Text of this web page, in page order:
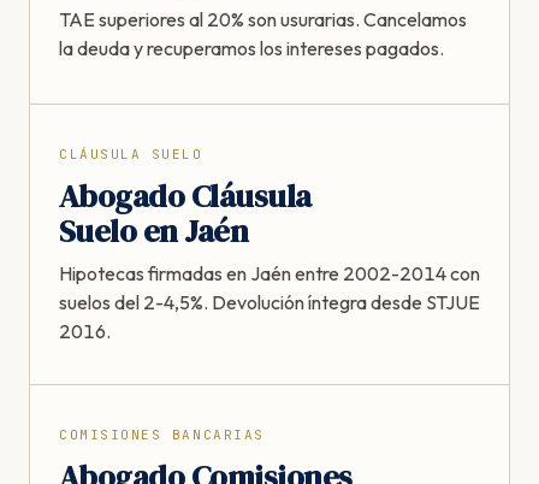
TAE superiores al 20% son usurarias. Cancelamos
la deuda y recuperamos los intereses pagados.
CLÁUSULA SUELO
Abogado Cláusula
Suelo en Jaén
Hipotecas firmadas en Jaén entre 2002-2014 con
suelos del 2-4,5%. Devolución íntegra desde STJUE
2016.
COMISIONES BANCARIAS